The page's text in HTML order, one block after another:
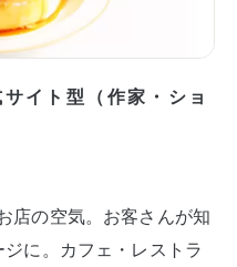
イト型（作家・ショ
店の空気。お客さんが知
に。カフェ・レストラ